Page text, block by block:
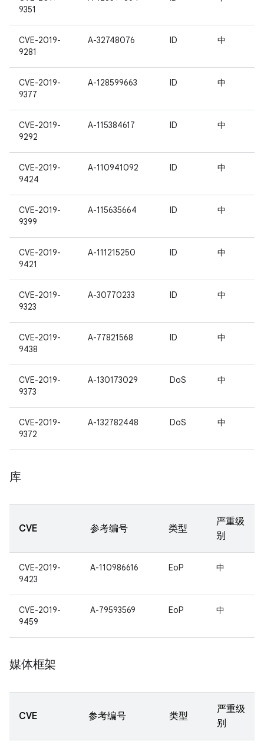
9351
CVE-2019-
9281
A-32748076 ID 中
CVE-2019-
9377
A-128599663 ID 中
CVE-2019-
9292
A-115384617 ID 中
CVE-2019-
9424
A-110941092 ID 中
CVE-2019-
9399
A-115635664 ID 中
CVE-2019-
9421
A-111215250 ID 中
CVE-2019-
9323
A-30770233 ID 中
CVE-2019-
9438
A-77821568 ID 中
CVE-2019-
9373
A-130173029 DoS 中
CVE-2019-
9372
A-132782448 DoS 中
库
CVE 参考编号 类型
严重级
别
CVE-2019-
9423
A-110986616 EoP 中
CVE-2019-
9459
A-79593569 EoP 中
媒体框架
CVE 参考编号 类型
严重级
别